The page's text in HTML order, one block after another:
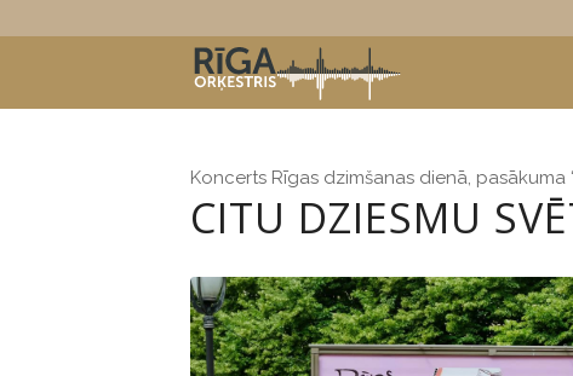
Koncerts Rīgas dzimšanas dienā, pasākuma
CITU DZIESMU